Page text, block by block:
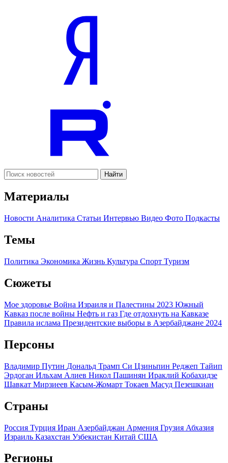
Найти
Материалы
Новости Аналитика Статьи Интервью Видео Фото Подкасты
Темы
Политика Экономика Жизнь Культура Спорт Туризм
Сюжеты
Мое здоровье Война Израиля и Палестины 2023 Южный
Кавказ после войны Нефть и газ Где отдохнуть на Кавказе
Правила ислама Президентские выборы в Азербайджане 2024
Персоны
Владимир Путин Дональд Трамп Си Цзиньпин Реджеп Тайип
Эрдоган Ильхам Алиев Никол Пашинян Ираклий Кобахидзе
Шавкат Мирзиеев Касым-Жомарт Токаев Масуд Пезешкиан
Страны
Россия Турция Иран Азербайджан Армения Грузия Абхазия
Израиль Казахстан Узбекистан Китай США
Регионы